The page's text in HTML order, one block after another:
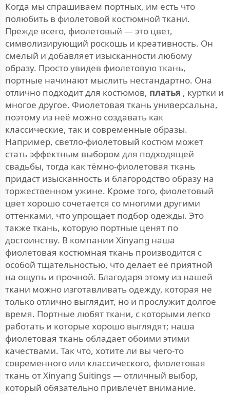
Когда мы спрашиваем портных, им есть что
полюбить в фиолетовой костюмной ткани.
Прежде всего, фиолетовый — это цвет,
символизирующий роскошь и креативность. Он
смелый и добавляет изысканности любому
образу. Просто увидев фиолетовую ткань,
портные начинают мыслить нестандартно. Она
отлично подходит для костюмов, платья , куртки и
многое другое. Фиолетовая ткань универсальна,
поэтому из неё можно создавать как
классические, так и современные образы.
Например, светло-фиолетовый костюм может
стать эффектным выбором для подходящей
свадьбы, тогда как тёмно-фиолетовая ткань
придаст изысканность и благородство образу на
торжественном ужине. Кроме того, фиолетовый
цвет хорошо сочетается со многими другими
оттенками, что упрощает подбор одежды. Это
также ткань, которую портные ценят по
достоинству. В компании Xinyang наша
фиолетовая костюмная ткань производится с
особой тщательностью, что делает её приятной
на ощупь и прочной. Благодаря этому из нашей
ткани можно изготавливать одежду, которая не
только отлично выглядит, но и прослужит долгое
время. Портные любят ткани, с которыми легко
работать и которые хорошо выглядят; наша
фиолетовая ткань обладает обоими этими
качествами. Так что, хотите ли вы чего-то
современного или классического, фиолетовая
ткань от Xinyang Suitings — отличный выбор,
который обязательно привлечёт внимание.